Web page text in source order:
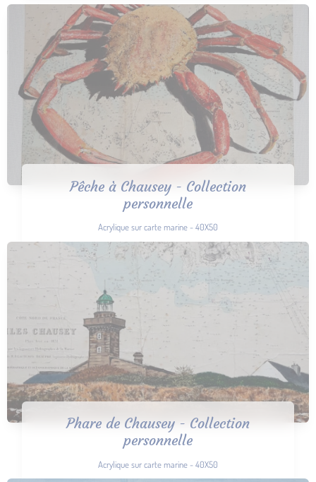
Pêche à Chausey - Collection
personnelle
Acrylique sur carte marine - 40X50
Phare de Chausey - Collection
personnelle
Acrylique sur carte marine - 40X50